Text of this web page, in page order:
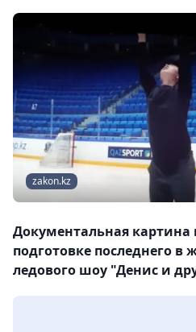
zakon.kz
Документальная картина
подготовке последнего в
ледового шоу "Денис и